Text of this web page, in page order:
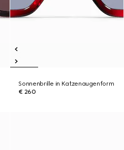
Sonnenbrille in Katzenaugenform
€ 260